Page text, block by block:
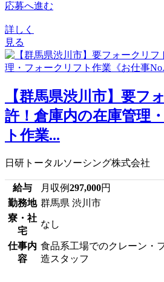
応募へ進む
詳しく
見る
【群馬県渋川市】要フ
許！倉庫内の在庫管理
ト作業...
日研トータルソーシング株式会社
給与 月収例297,000円
勤務地 群馬県 渋川市
寮・社
宅
なし
仕事内
容
食品系工場でのクレーン・
造スタッフ